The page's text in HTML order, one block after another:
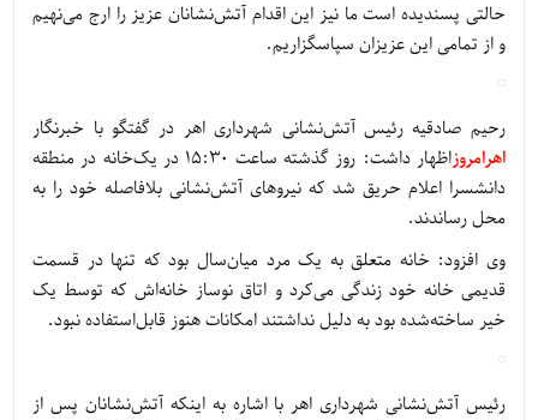
حالتی پسندیده است ما نیز این اقدام آتش‌نشانان عزیز را ارج می‌نهیم
و از تمامی این عزیزان سپاسگزاریم.
رحیم صادقیه رئیس آتش‌نشانی شهرداری اهر در گفتگو با خبرنگار
اهرامروز
اظهار داشت: روز گذشته ساعت 15:30 در یک‌خانه در منطقه
دانشسرا اعلام حریق شد که نیروهای آتش‌نشانی بلافاصله خود را به
محل رساندند.
وی افزود: خانه متعلق به یک مرد میان‌سال بود که تنها در قسمت
قدیمی خانه خود زندگی می‌کرد و اتاق نوساز خانه‌اش که توسط یک
خیر ساخته‌شده بود به دلیل نداشتند امکانات هنوز قابل‌استفاده نبود.
رئیس آتش‌نشانی شهرداری اهر با اشاره به اینکه آتش‌نشانان پس از